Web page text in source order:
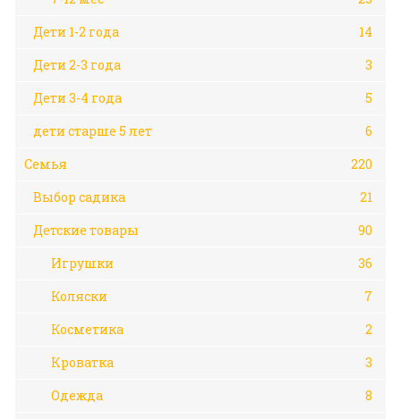
Дети 1-2 года
14
Дети 2-3 года
3
Дети 3-4 года
5
дети старше 5 лет
6
Семья
220
Выбор садика
21
Детские товары
90
Игрушки
36
Коляски
7
Косметика
2
Кроватка
3
Одежда
8